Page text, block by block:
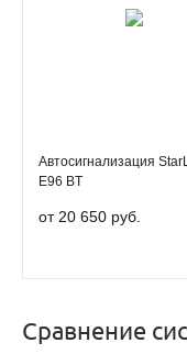
Автосигнализация
E96 BT
от 20 650 руб.
Сравнение